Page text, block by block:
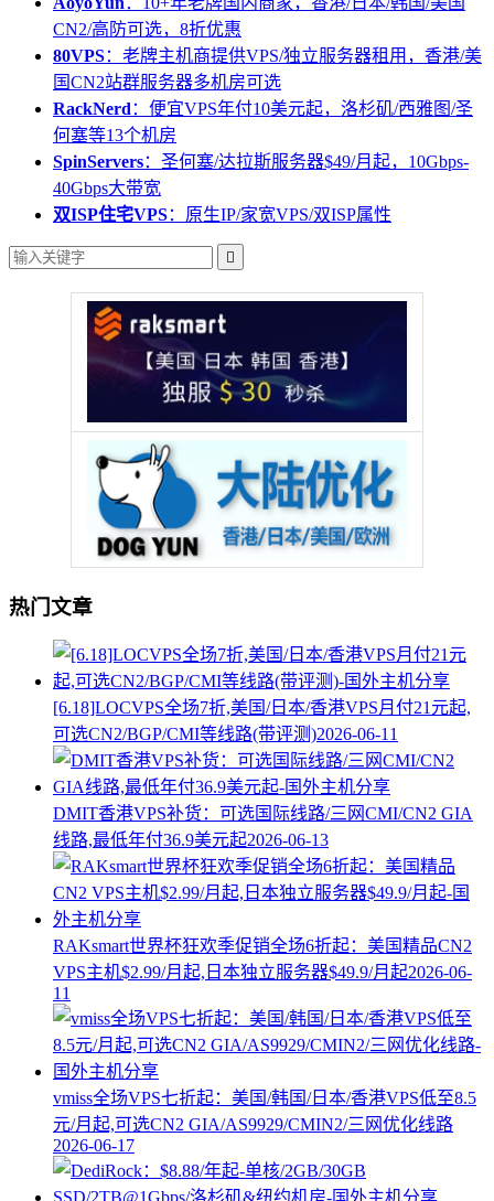
CN2/高防可选，8折优惠
80VPS：老牌主机商提供VPS/独立服务器租用，香港/美
国CN2站群服务器多机房可选
RackNerd ：便宜VPS年付10美元起，洛杉矶/西雅图/圣
何塞等13个机房
SpinServers：圣何塞/达拉斯服务器$49/月起，10Gbps-
40Gbps大带宽
双ISP住宅VPS：原生IP/家宽VPS/双ISP属性

热门文章
[6.18]LOCVPS全场7折,美国/日本/香港VPS月付21元起,
可选CN2/BGP/CMI等线路(带评测)2026-06-11
DMIT香港VPS补货：可选国际线路/三网CMI/CN2 GIA
线路,最低年付36.9美元起2026-06-13
RAKsmart世界杯狂欢季促销全场6折起：美国精品CN2
VPS主机$2.99/月起,日本独立服务器$49.9/月起2026-06-
11
vmiss全场VPS七折起：美国/韩国/日本/香港VPS低至8.5
元/月起,可选CN2 GIA/AS9929/CMIN2/三网优化线路
2026-06-17